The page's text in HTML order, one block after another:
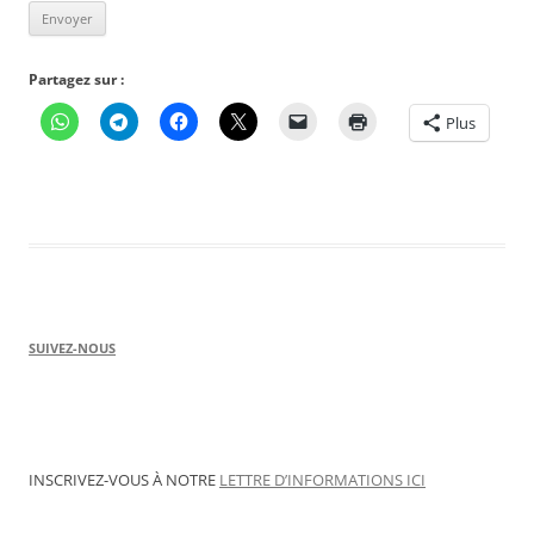
Partagez sur :
Plus
SUIVEZ-NOUS
INSCRIVEZ-VOUS À NOTRE LETTRE D’INFORMATIONS ICI